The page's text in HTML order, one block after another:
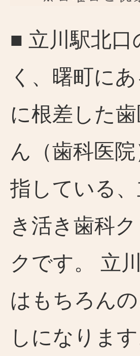
■ 立川駅北口
く、曙町に
に根差した歯
ん（歯科医院
指している
き活き歯科
クです。 立
はもちろん
しになりま